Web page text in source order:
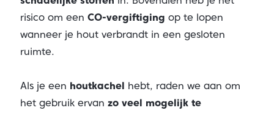
risico om een CO-vergiftiging op te lopen
wanneer je hout verbrandt in een gesloten
ruimte.
Als je een houtkachel hebt, raden we aan om
het gebruik ervan zo veel mogelijk te